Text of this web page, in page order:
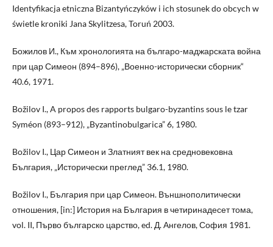
Identyfikacja etniczna Bizantyńczyków i ich stosunek do obcych w
świetle kroniki Jana Skylitzesa, Toruń 2003.
Божилов И., Към хронологията на българо-маджарската война
при цар Симеон (894–896), „Военно-исторически сборник“
40.6, 1971.
Božilov I., A propos des rapports bulgaro-byzantins sous le tzar
Syméon (893–912), „Byzantinobulgarica” 6, 1980.
Božilov I., Цар Симеон и Златният век на средновековна
България, „Исторически преглед” 36.1, 1980.
Božilov I., България при цар Симеон. Външнополитически
отношения, [in:] История на България в четиринадесет тома,
vol. II, Първо българско царство, ed. Д. Ангелов, София 1981.